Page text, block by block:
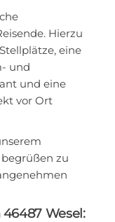
Hierzu
eine
und
und eine
vor Ort
zu
Wesel: